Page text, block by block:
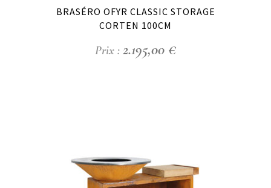
BRASÉRO OFYR CLASSIC STORAGE
CORTEN 100CM
2.195,00 €